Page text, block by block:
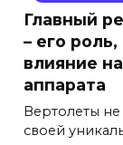
Главный
– его
влияние
аппарата
Вертолеты
своей